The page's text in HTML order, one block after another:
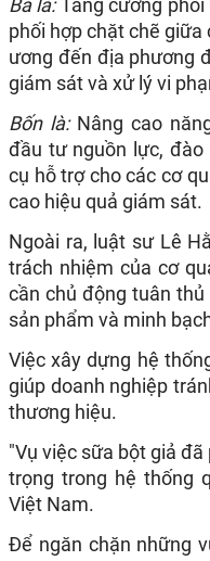
Ba là:Tăng cường
phối hợp chặt chẽ
ương đến địa phương
giám sát và xử lý vi
Bốn là: Nâng cao
đầu tư nguồn lực,
cụ hỗ trợ cho các cơ
cao hiệu quả giám sát.​
Ngoài ra, luật sư Lê
trách nhiệm của cơ
cần chủ động tuân
sản phẩm và minh
Việc xây dựng hệ
giúp doanh nghiệp
thương hiệu.​
"Vụ việc sữa bột giả
trọng trong hệ thống
Việt Nam.
Để ngăn chặn những